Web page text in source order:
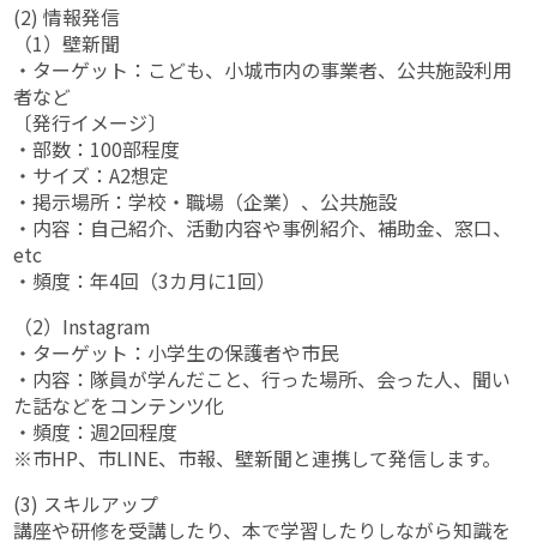
(2) 情報発信
（1）壁新聞
・ターゲット：こども、小城市内の事業者、公共施設利用
者など
〔発行イメージ〕
・部数：100部程度
・サイズ：A2想定
・掲示場所：学校・職場（企業）、公共施設
・内容：自己紹介、活動内容や事例紹介、補助金、窓口、
etc
・頻度：年4回（3カ月に1回）
（2）Instagram
・ターゲット：小学生の保護者や市民
・内容：隊員が学んだこと、行った場所、会った人、聞い
た話などをコンテンツ化
・頻度：週2回程度
※市HP、市LINE、市報、壁新聞と連携して発信します。
(3) スキルアップ
講座や研修を受講したり、本で学習したりしながら知識を